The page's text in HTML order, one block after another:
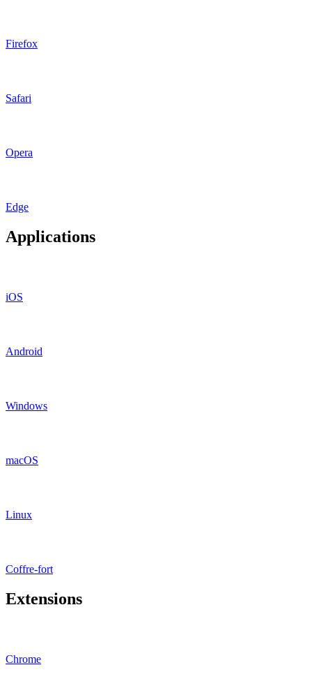
Firefox
Safari
Opera
Edge
Applications
iOS
Android
Windows
macOS
Linux
Coffre-fort
Extensions
Chrome